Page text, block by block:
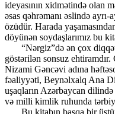
ideyasının xidmətində olan
əsas qəhrəmanı əslində
özüdür. Harada
döyünən soydaşlarımız bu
“Nərgiz”də ən çox
göstərilən sonsuz
Nizami Gəncəvi adına
fəaliyyəti, Beynəlxalq Ana
uşaqların Azərbaycan
və milli kimlik ruhunda